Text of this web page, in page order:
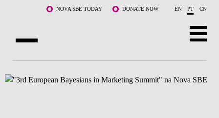
Saltar para o conteúdo principalNOVA SBE TODAY DONATE NOW EN PT CN